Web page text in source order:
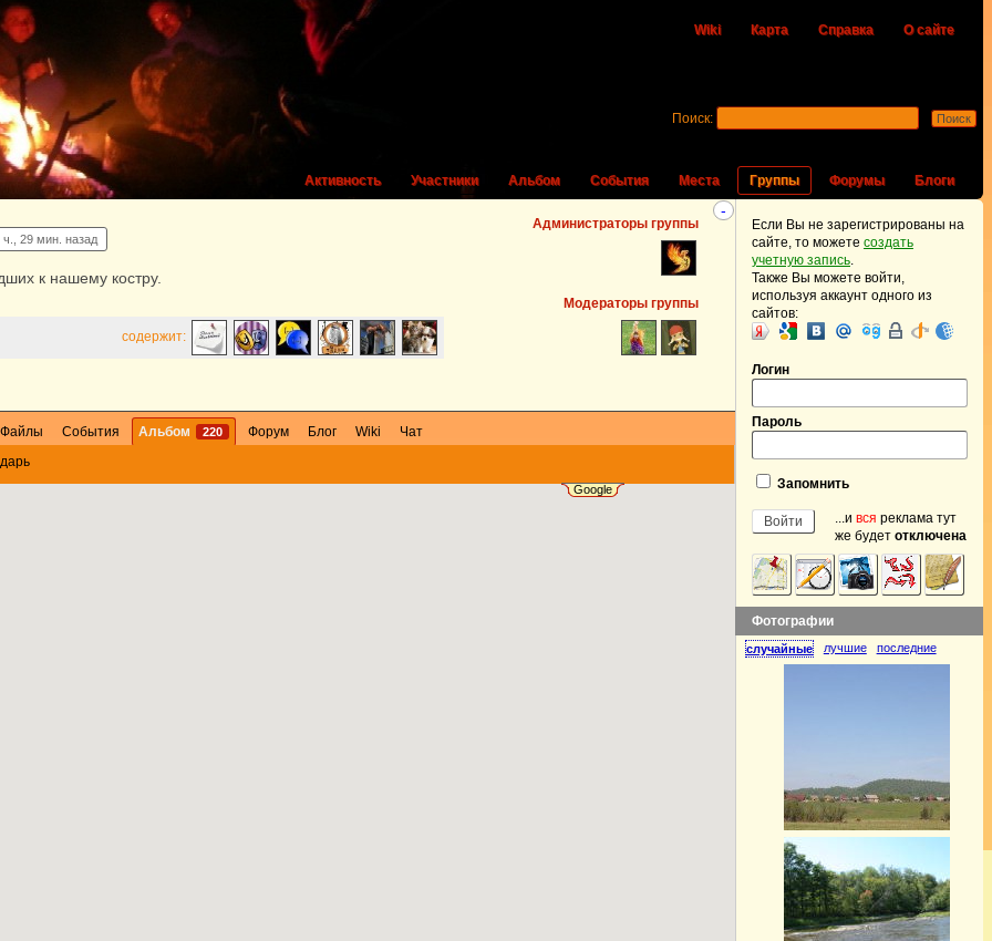
Wiki Карта Справка О сайте
Активность Участники Альбом События Места Группы Форумы Блоги
Поиск:
-
Администраторы группы
Модераторы группы
ч., 29 мин. назад
к нашему костру.
содержит:
Файлы События Альбом 220 Форум Блог Wiki
Чат
Google
Если Вы не зарегистрированы на
сайте, то можете создать
учетную запись.
Также Вы можете войти,
используя аккаунт одного из
сайтов:
Логин
Пароль
Запомнить
...и вся реклама тут
же будет отключена
Фотографии
случайные лучшие последние